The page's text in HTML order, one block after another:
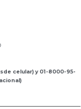
celular) y 01-8000-95-